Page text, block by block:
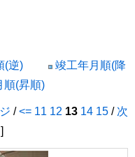
(逆)
竣工年月順(降
順(昇順)
/<= 11 12 13 14 15 / 次
]